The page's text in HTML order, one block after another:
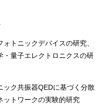
トニックデバイスの研究、
・量子エレクトロニクスの研
ック共振器QEDに基づく分散
ットワークの実験的研究